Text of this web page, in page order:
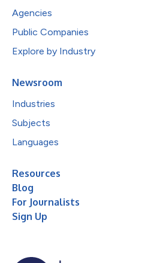
Agencies
Public Companies
Explore by Industry
Newsroom
Industries
Subjects
Languages
Resources
Blog
For Journalists
Sign Up